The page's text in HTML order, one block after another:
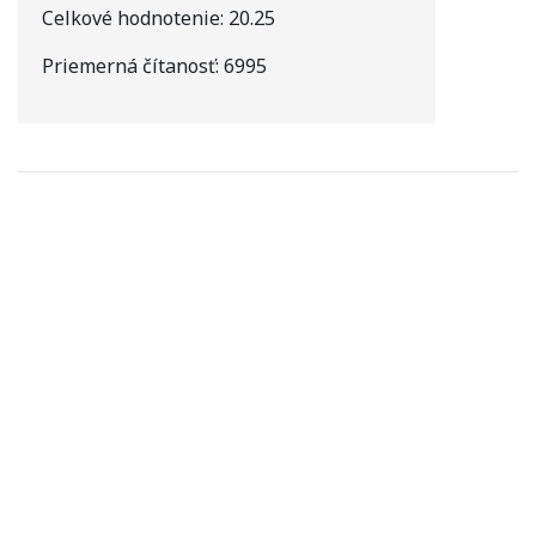
Celkové hodnotenie: 20.25
Priemerná čítanosť: 6995